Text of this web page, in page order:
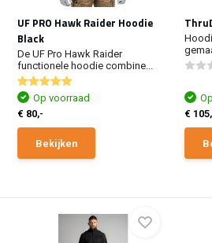
UF PRO Hawk Raider Hoodie
Black
De UF Pro Hawk Raider
functionele hoodie combine...
Op voorraad
€ 80,-
Bekijken
€